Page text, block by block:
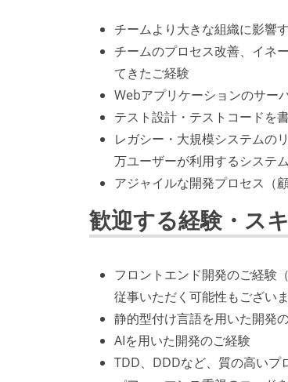
チームより大きな組織に影響
チームのプロセス改善、イネ
てきたご経験
Webアプリケーションのサー
テスト設計・テストコードを
レガシー・大規模システムの
万ユーザーが利用するシステ
アジャイルな開発プロセス（
歓迎する経験・ス
フロントエンド開発のご経験
従事いただく可能性もございま
静的型付け言語を用いた開発
AIを用いた開発のご経験
TDD、DDDなど、質の高いプ